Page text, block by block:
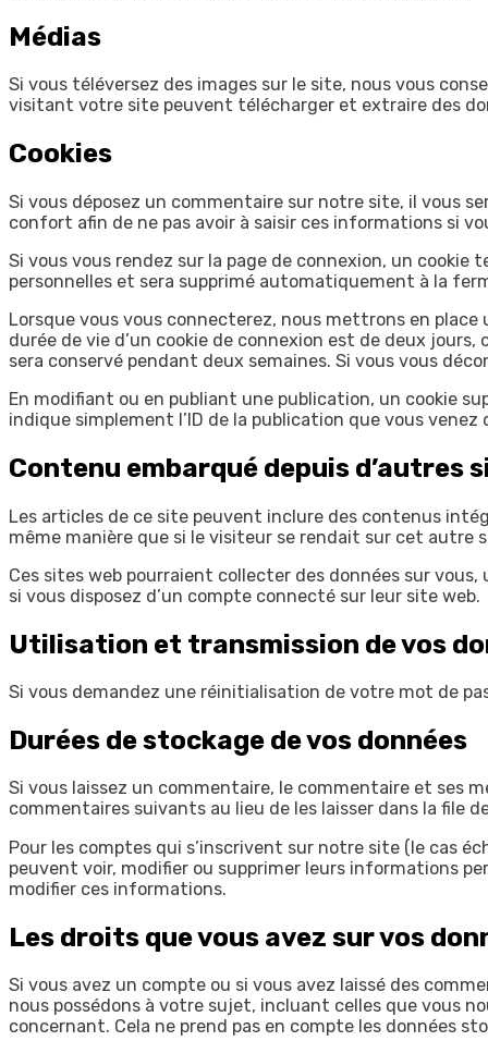
Médias
Si vous téléversez des images sur le site, nous vous
visitant votre site peuvent télécharger et extraire des
Cookies
Si vous déposez un commentaire sur notre site, il vous
confort afin de ne pas avoir à saisir ces informations si
Si vous vous rendez sur la page de connexion, un
personnelles et sera supprimé automatiquement à la
Lorsque vous vous connecterez, nous mettrons en
durée de vie d’un cookie de connexion est de deux jours,
sera conservé pendant deux semaines. Si vous vous
En modifiant ou en publiant une publication, un cookie
indique simplement l’ID de la publication que vous venez
Contenu embarqué depuis d’autres
Les articles de ce site peuvent inclure des contenus
même manière que si le visiteur se rendait sur cet autre
Ces sites web pourraient collecter des données sur
si vous disposez d’un compte connecté sur leur site web.
Utilisation et transmission de vos
Si vous demandez une réinitialisation de votre mot de
Durées de stockage de vos données
Si vous laissez un commentaire, le commentaire et ses
commentaires suivants au lieu de les laisser dans la file
Pour les comptes qui s’inscrivent sur notre site (le cas
peuvent voir, modifier ou supprimer leurs informations
modifier ces informations.
Les droits que vous avez sur vos
Si vous avez un compte ou si vous avez laissé des
nous possédons à votre sujet, incluant celles que vous
concernant. Cela ne prend pas en compte les données